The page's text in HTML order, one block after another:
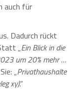
auch für
Dadurch rückt
„Ein Blick in die
um 20% mehr …
„Privathaushalte
xy).“